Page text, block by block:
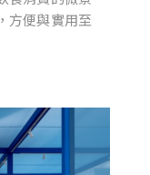
方便與實用至